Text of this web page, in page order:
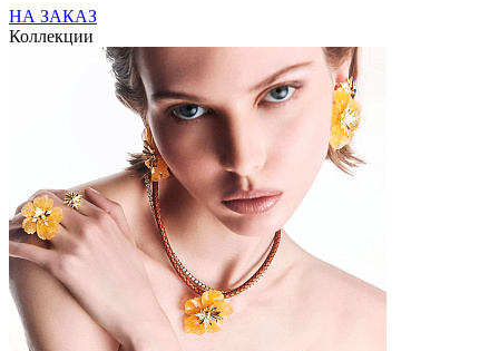
НА ЗАКАЗ
Коллекции